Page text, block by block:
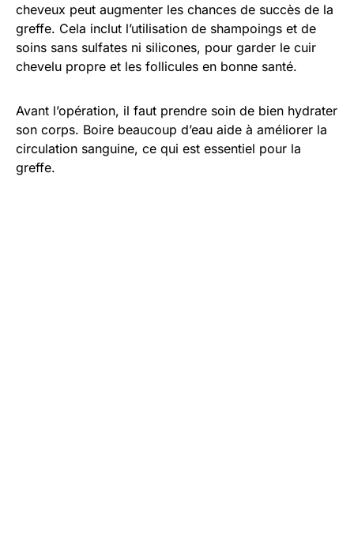
cheveux peut augmenter les chances de succès de la
greffe. Cela inclut l’utilisation de shampoings et de
soins sans sulfates ni silicones, pour garder le cuir
chevelu propre et les follicules en bonne santé.
Avant l’opération, il faut prendre soin de bien hydrater
son corps. Boire beaucoup d’eau aide à améliorer la
circulation sanguine, ce qui est essentiel pour la
greffe.